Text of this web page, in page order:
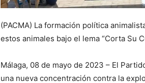
(PACMA) La formación política
estos animales bajo el lema “Corta Su
Málaga, 08 de mayo de 2023 – El
una nueva concentración contra la